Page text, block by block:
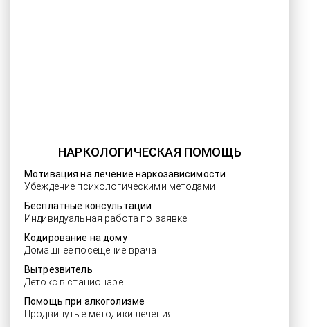
НАРКОЛОГИЧЕСКАЯ ПОМОЩЬ
Мотивация на лечение наркозависимости
Убеждение психологическими методами
Бесплатные консультации
Индивидуальная работа по заявке
Кодирование на дому
Домашнее посещение врача
Вытрезвитель
Детокс в стационаре
Помощь при алкоголизме
Продвинутые методики лечения